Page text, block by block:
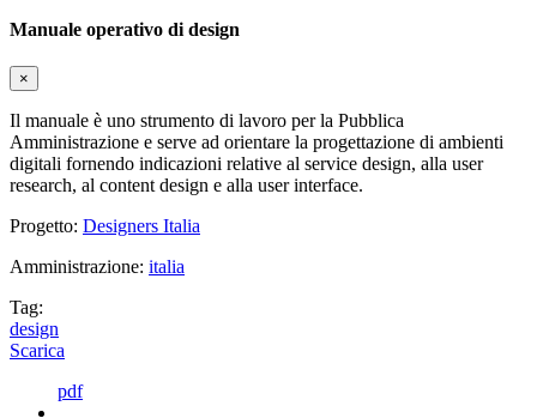
Manuale operativo di design
×
Il manuale è uno strumento di lavoro per la Pubblica
Amministrazione e serve ad orientare la progettazione di ambienti
digitali fornendo indicazioni relative al service design, alla user
research, al content design e alla user interface.
Progetto: Designers Italia
Amministrazione: italia
Tag:
design
Scarica
pdf